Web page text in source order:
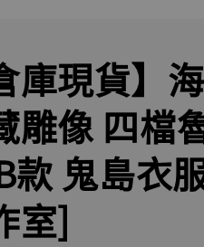
庫現貨】
雕像 四檔
款 鬼島衣
室]